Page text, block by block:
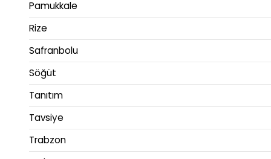
Pamukkale
Rize
Safranbolu
Söğüt
Tanıtım
Tavsiye
Trabzon